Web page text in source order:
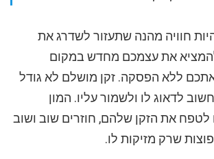
חוויה מהנה שתעזור לשדרג את
את עצמכם מחדש במקום
ללא הפסקה. זקן מושלם לא גודל
לדאוג לו ולשמור עליו. המון
לטפח את הזקן שלהם, חוזרים שוב ושוב
שרק מזיקות לו.